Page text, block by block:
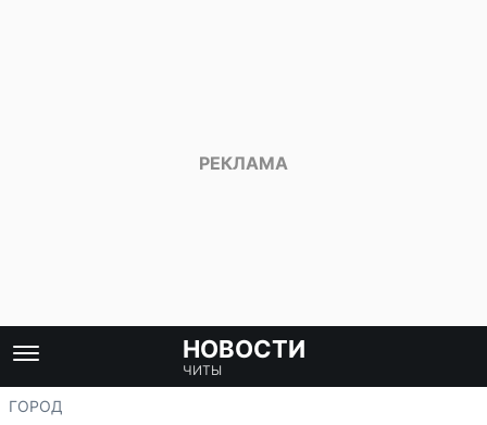
НОВОСТИ
ЧИТЫ
ГОРОД